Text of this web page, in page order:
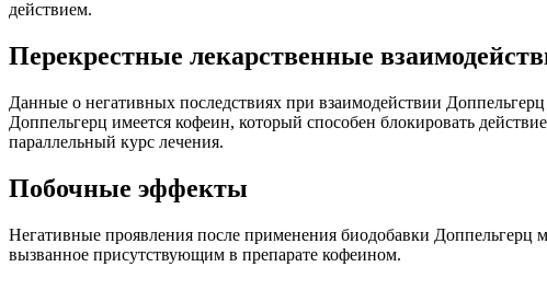
действием.
Перекрестные лекарственные
Данные о негативных последствиях при взаимодействии
Доппельгерц имеется кофеин, который способен блокировать
параллельный курс лечения.
Побочные эффекты
Негативные проявления после применения биодобавки Доппельгерц
вызванное присутствующим в препарате кофеином.